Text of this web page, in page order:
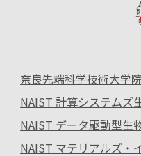
奈良先端科学技術大学
NAIST 計算システムズ
NAIST データ駆動型生
NAIST マテリアルズ・